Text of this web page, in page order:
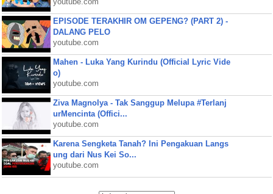
youtube.com
EPISODE TERAKHIR OM GEPENG? (PART 2) -
DALANG PELO
youtube.com
Mahen - Luka Yang Kurindu (Official Lyric Vide
o)
youtube.com
Ziva Magnolya - Tak Sanggup Melupa #Terlanj
urMencinta (Offici...
youtube.com
Karena Sengketa Tanah? Ini Pengakuan Langs
ung dari Nus Kei So...
youtube.com